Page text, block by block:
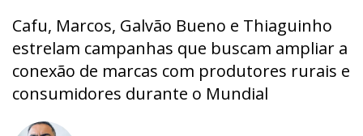
Cafu, Marcos, Galvão Bueno e Thiaguinho
estrelam campanhas que buscam ampliar a
conexão de marcas com produtores rurais e
consumidores durante o Mundial